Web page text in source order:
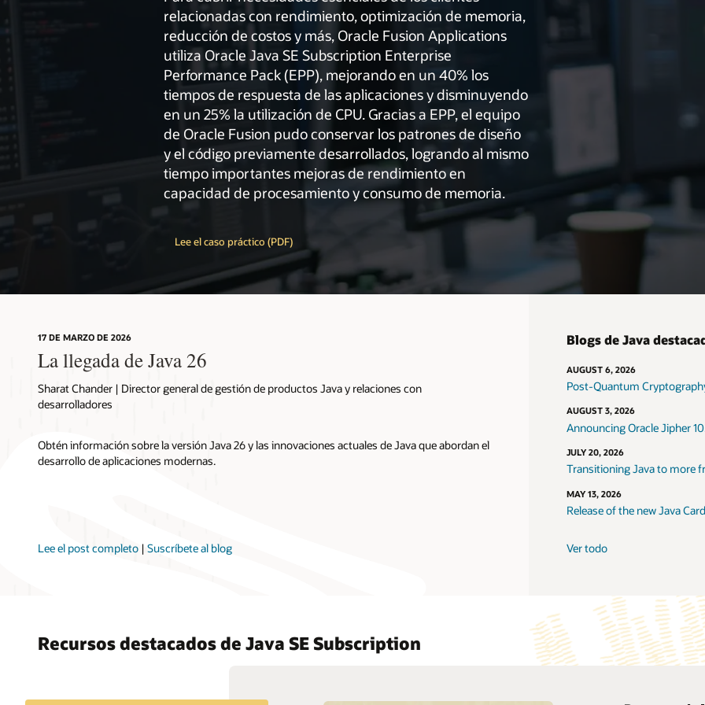
relacionadas con rendimiento, optimización de memoria,
reducción de costos y más, Oracle Fusion Applications
utiliza Oracle Java SE Subscription Enterprise
Performance Pack (EPP), mejorando en un 40% los
tiempos de respuesta de las aplicaciones y disminuyendo
en un 25% la utilización de CPU. Gracias a EPP, el equipo
de Oracle Fusion pudo conservar los patrones de diseño
y el código previamente desarrollados, logrando al mismo
tiempo importantes mejoras de rendimiento en
capacidad de procesamiento y consumo de memoria.
Lee el caso práctico (PDF)
17 DE MARZO DE 2026
La llegada de Java 26
Sharat Chander | Director general de gestión de productos Java y relaciones con
desarrolladores
Obtén información sobre la versión Java 26 y las innovaciones actuales de Java que abordan el
desarrollo de aplicaciones modernas.
Lee el post completo | Suscríbete al blog
Blogs de Java
AUGUST 6, 2026
Post-Quantum
AUGUST 3, 2026
Announcing Oracle Jipher
JULY 20, 2026
Transitioning Java to more
MAY 13, 2026
Release of the new Java
Ver todo
Recursos destacados de Java SE Subscription